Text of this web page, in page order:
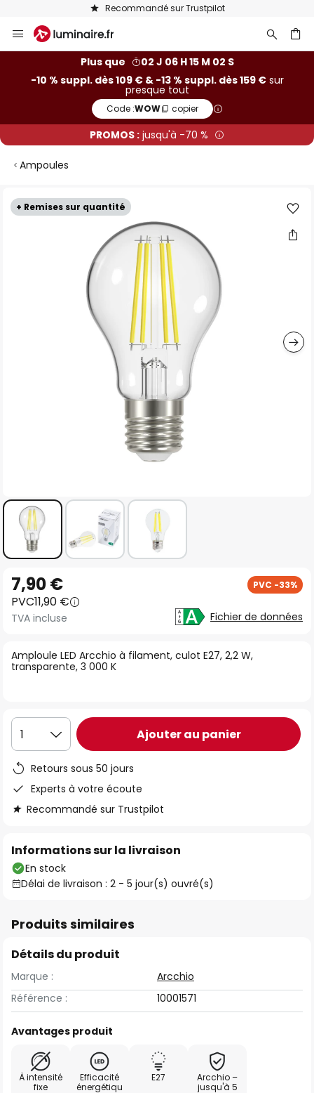
Recommandé sur Trustpilot
Allez
au
Plus que
02 J 06 H 15 M 01 S
-10 % suppl. dès 109 € & -13 % suppl. dès 159 €sur
presque tout
Code :WOW copier
PROMOS : jusqu'à -70 %
Ampoules
+ Remises sur quantité
Skip
to
to
the
beginning
the
images
Amploule LED Arcchio à filament, culot E27, 2,2 W,
transparente, 3 000 K
7,90 € PVC -33%
PVC11,90 €
TVA incluse Fichier de données
1 Ajouter au panier
Retours sous 50 jours
Experts à votre écoute
Recommandé sur Trustpilot
Informations sur la livraison
En stock
Délai de livraison : 2 - 5 jour(s) ouvré(s)
Produits similaires
Détails du produit
Marque :
Arcchio
Référence :
10001571
Avantages produit
À intensité
fixe
Efficacité
énergétiqu
E27
Arcchio –
jusqu'à 5